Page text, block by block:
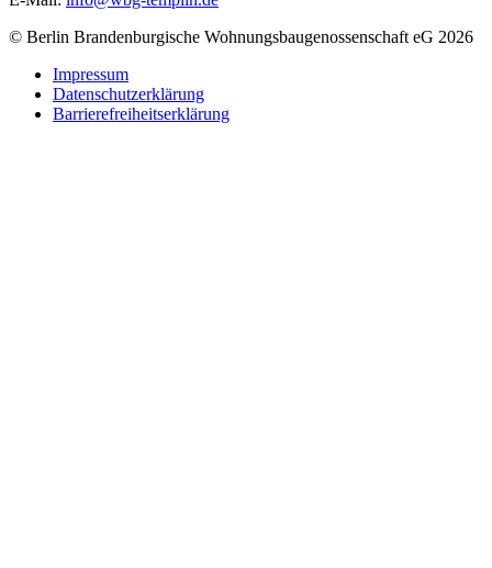
© Berlin Brandenburgische Wohnungsbaugenossenschaft eG 2026
Impressum
Datenschutzerklärung
Barrierefreiheitserklärung